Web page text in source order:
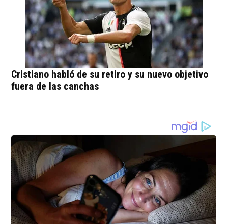
Cristiano habló de su retiro y su nuevo objetivo
fuera de las canchas